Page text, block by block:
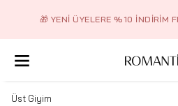
🎁 YENI ÜYELERE %10 İNDIRIM
Üst Giyim